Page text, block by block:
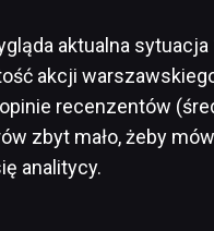
aktualna
akcji
recenzentów
zbyt mało, żeby
analitycy.